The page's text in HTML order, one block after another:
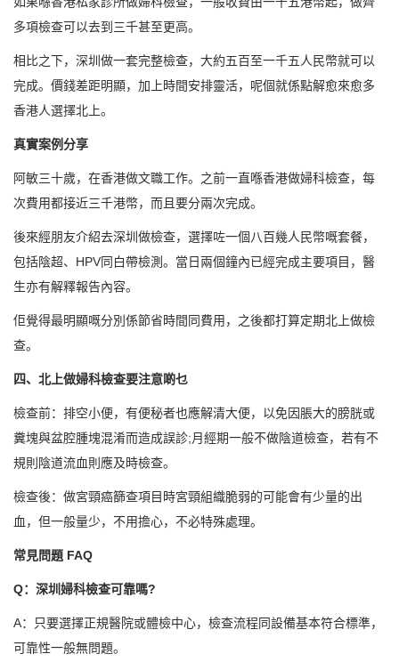
多項檢查可以去到三千甚至更高。
相比之下，深圳做一套完整檢查，大約五百至一千五人民幣就可以
完成。價錢差距明顯，加上時間安排靈活，呢個就係點解愈來愈多
香港人選擇北上。
真實案例分享
阿敏三十歲，在香港做文職工作。之前一直喺香港做婦科檢查，每
次費用都接近三千港幣，而且要分兩次完成。
後來經朋友介紹去深圳做檢查，選擇咗一個八百幾人民幣嘅套餐，
包括陰超、HPV同白帶檢測。當日兩個鐘內已經完成主要項目，醫
生亦有解釋報告內容。
佢覺得最明顯嘅分別係節省時間同費用，之後都打算定期北上做檢
查。
四、北上做婦科檢查要注意啲乜
檢查前：排空小便，有便秘者也應解清大便，以免因脹大的膀胱或
糞塊與盆腔腫塊混淆而造成誤診;月經期一般不做陰道檢查，若有不
規則陰道流血則應及時檢查。
檢查後：做宮頸癌篩查項目時宮頸組織脆弱的可能會有少量的出
血，但一般量少，不用擔心，不必特殊處理。
常見問題 FAQ
Q：深圳婦科檢查可靠嗎?
A：只要選擇正規醫院或體檢中心，檢查流程同設備基本符合標準，
可靠性一般無問題。